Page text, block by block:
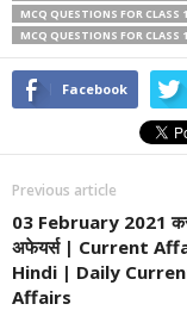
MCQ QUESTIONS FOR CLASS
MCQ QUESTIONS FOR CLASS
Facebook
Previous article
03 February 2021
अफेयर्स | Current
Hindi | Daily
Affairs